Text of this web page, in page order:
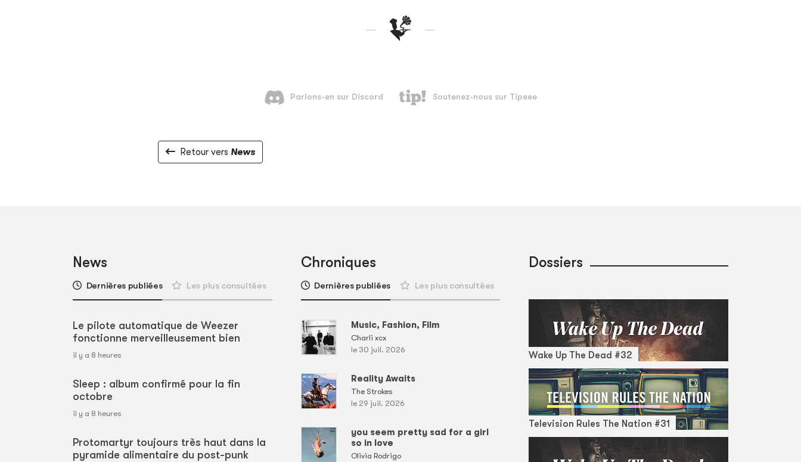
Retour vers News
News
Dernières publiées Les plus consultées
Le pilote automatique de Weezer
fonctionne merveilleusement bien
il y a 8 heures
Sleep : album confirmé pour la fin
octobre
il y a 8 heures
Protomartyr toujours très haut dans la
pyramide alimentaire du post-punk
Chroniques
Dernières publiées Les plus consultées
Music, Fashion, Film
Charli xcx
le 30 juil. 2026
Reality Awaits
The Strokes
le 29 juil. 2026
you seem pretty sad for a girl
so in love
Olivia Rodrigo
Dossiers
Wake Up The Dead #32
Television Rules The Nation #31